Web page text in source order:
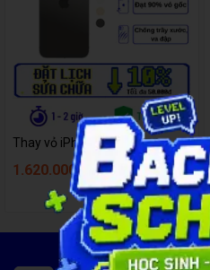
Thay vỏ iPhone 13 Pro
1.620.000đ 1.990.000đ